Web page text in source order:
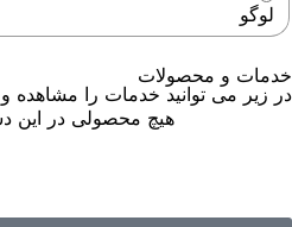
لوگو
خدمات و محصولات
در زیر می توانید خدمات را مشاهده و
هیچ محصولی در این